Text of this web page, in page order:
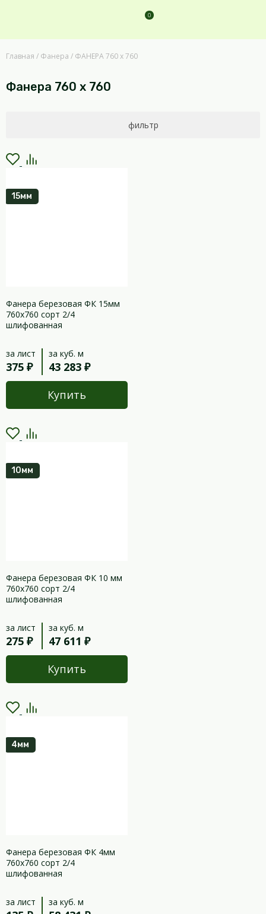
0
Главная / Фанера / ФАНЕРА 760 х 760
Фанера 760 х 760
фильтр
15мм
Фанера березовая ФК 15мм
760х760 сорт 2/4
шлифованная
за лист
375 ₽
за куб. м
43 283 ₽
Купить
10мм
Фанера березовая ФК 10 мм
760х760 сорт 2/4
шлифованная
за лист
275 ₽
за куб. м
47 611 ₽
Купить
4мм
Фанера березовая ФК 4мм
760х760 сорт 2/4
шлифованная
за лист за куб. м